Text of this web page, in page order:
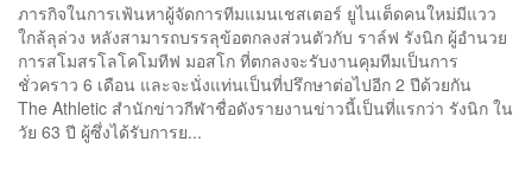
ภารกิจในการเฟ้นหาผู้จัดการทีมแมนเชสเตอร์ ยูไนเต็ดคนใหม่มีแวว
ใกล้ลุล่วง หลังสามารถบรรลุข้อตกลงส่วนตัวกับ ราล์ฟ รังนิก ผู้อำนวย
การสโมสรโลโคโมทีฟ มอสโก ที่ตกลงจะรับงานคุมทีมเป็นการ
ชั่วคราว 6 เดือน และจะนั่งแท่นเป็นที่ปรึกษาต่อไปอีก 2 ปีด้วยกัน
The Athletic สำนักข่าวกีฬาชื่อดังรายงานข่าวนี้เป็นที่แรกว่า รังนิก ใน
วัย 63 ปี ผู้ซึ่งได้รับการย...